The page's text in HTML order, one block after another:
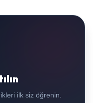
ilk siz öğrenin.